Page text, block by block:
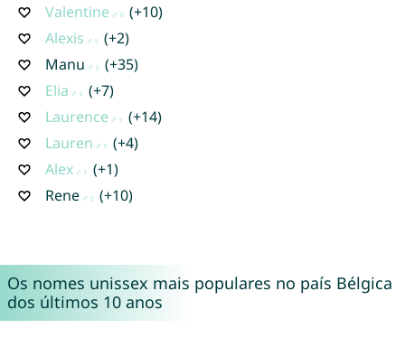
Valentine
(+10)
Alexis
(+2)
Manu
(+35)
Elia
(+7)
Laurence
(+14)
Lauren
(+4)
Alex
(+1)
Rene
(+10)
Os nomes unissex mais populares no país Bélgica
dos últimos 10 anos